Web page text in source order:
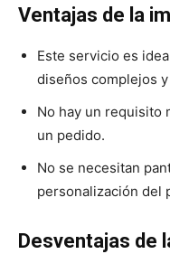
Ventajas de la
Este servicio es
diseños complejos
No hay un requisito
un pedido.
No se necesitan
personalización del
Desventajas de